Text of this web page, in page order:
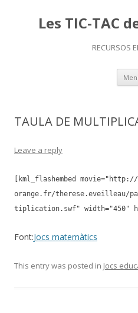
Les TIC-TAC
RECURSOS
TAULA DE
Leave a reply
[kml_flashembed
orange.fr/therese.eveilleau/
tiplication.swf" width="450"
Font:Jocs matemàtics
This entry was posted in Jocs